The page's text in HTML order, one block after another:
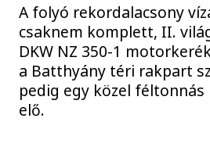
A folyó rekordalacsony
csaknem komplett, II.
DKW NZ 350-1
a Batthyány téri rakpart
pedig egy közel
elő.